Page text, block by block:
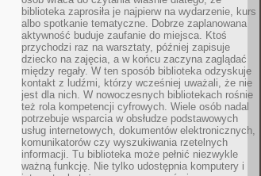
biblioteka zaprosiła je najpierw na wydarzenie, kurs
albo spotkanie tematyczne. Dobrze zaplanowana
aktywność buduje zaufanie do miejsca. Ktoś
przychodzi raz na warsztaty, później zapisuje
dziecko na zajęcia, a w końcu zaczyna zaglądać
między regały. W ten sposób biblioteka odzyskuje
kontakt z ludźmi, którzy wcześniej uważali, że nie
jest dla nich. W nowoczesnych bibliotekach rośnie
też rola kompetencji cyfrowych. Wiele osób nadal
potrzebuje wsparcia w obsłudze podstawowych
usług internetowych, dokumentów elektronicznych,
komunikatorów czy wyszukiwania rzetelnych
informacji. Tu biblioteka może pełnić niezwykle
ważną funkcję. Nie tylko udostępnia komputery i